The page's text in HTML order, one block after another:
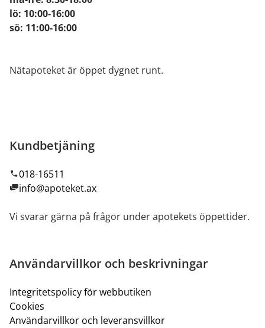
lö: 10:00-16:00
sö: 11:00-16:00
Nätapoteket är öppet dygnet runt.
Kundbetjäning
018-16511
info@apoteket.ax
Vi svarar gärna på frågor under apotekets öppettider.
Användarvillkor och beskrivningar
Integritetspolicy för webbutiken
Cookies
Användarvillkor och leveransvillkor